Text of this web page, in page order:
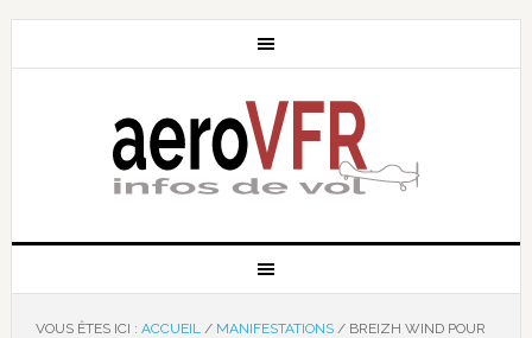
VOUS ÊTES ICI : ACCUEIL / MANIFESTATIONS /BREIZH WIND POUR